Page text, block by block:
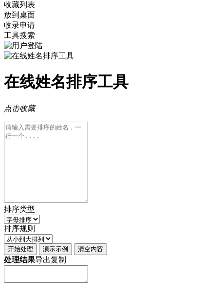
收藏列表
放到桌面
收录申请
工具搜索
在线姓名排序工具
点击收藏
排序类型
排序规则
开始处理 演示示例 清空内容
处理结果导出复制